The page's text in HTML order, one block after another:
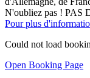
N'oubliez pas ! PAS
Pour plus
Could not load
Open Booking Page